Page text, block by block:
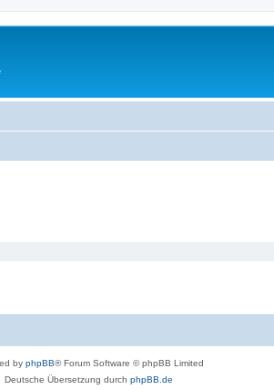
by phpBB® Forum Software © phpBB Limited
Deutsche Übersetzung durch phpBB.de